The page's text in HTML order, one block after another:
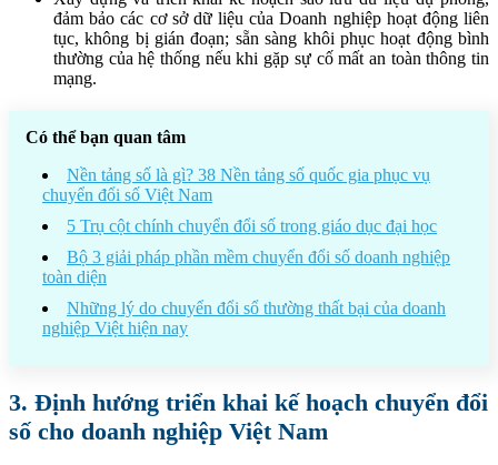
đảm bảo các cơ sở dữ liệu của Doanh nghiệp hoạt động liên
tục, không bị gián đoạn; sẵn sàng khôi phục hoạt động bình
thường của hệ thống nếu khi gặp sự cố mất an toàn thông tin
mạng.
Có thể bạn quan tâm
Nền tảng số là gì? 38 Nền tảng số quốc gia phục vụ
chuyển đổi số Việt Nam
5 Trụ cột chính chuyển đổi số trong giáo dục đại học
Bộ 3 giải pháp phần mềm chuyển đổi số doanh nghiệp
toàn diện
Những lý do chuyển đổi sổ thường thất bại của doanh
nghiệp Việt hiện nay
3. Định hướng triển khai kế hoạch chuyển đổi
số cho doanh nghiệp Việt Nam